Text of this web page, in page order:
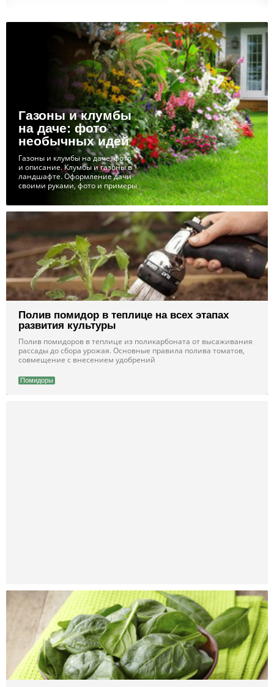
Газоны и клумбы
на даче: фото
необычных идей
Газоны и клумбы на даче, фото
и описание. Клумбы и газоны в
ландшафте. Оформление дачи
своими руками, фото и примеры
с описанием, клумбы своими
руками
Полив помидор в теплице на всех этапах
развития культуры
Полив помидоров в теплице из поликарбоната от высаживания
рассады до сбора урожая. Основные правила полива томатов,
совмещение с внесением удобрений
Помидоры